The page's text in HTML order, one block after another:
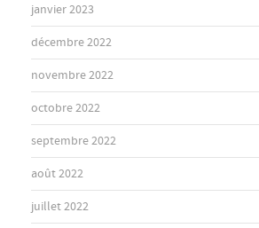
janvier 2023
décembre 2022
novembre 2022
octobre 2022
septembre 2022
août 2022
juillet 2022